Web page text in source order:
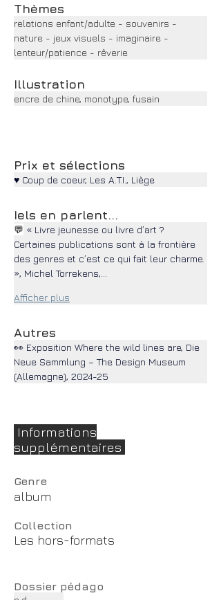
Thèmes
relations enfant/adulte - souvenirs -
nature - jeux visuels - imaginaire -
lenteur/patience - rêverie
Illustration
encre de chine, monotype, fusain
Prix et sélections
♥ Coup de coeur, Les A.T.I., Liège
Iels en parlent...
💬 « Livre jeunesse ou livre d’art ?
Certaines publications sont à la frontière
des genres et c’est ce qui fait leur charme.
», Michel Torrekens,…
Afficher plus
Autres
👀 Exposition Where the wild lines are, Die
Neue Sammlung – The Design Museum
(Allemagne), 2024-25
Informations
supplémentaires
Genre
album
Collection
Les hors-formats
Dossier pédago